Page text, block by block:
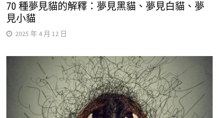
70 種夢見貓的解釋：夢見黑貓、夢見白貓、夢
見小貓
2025 年 4 月 12 日